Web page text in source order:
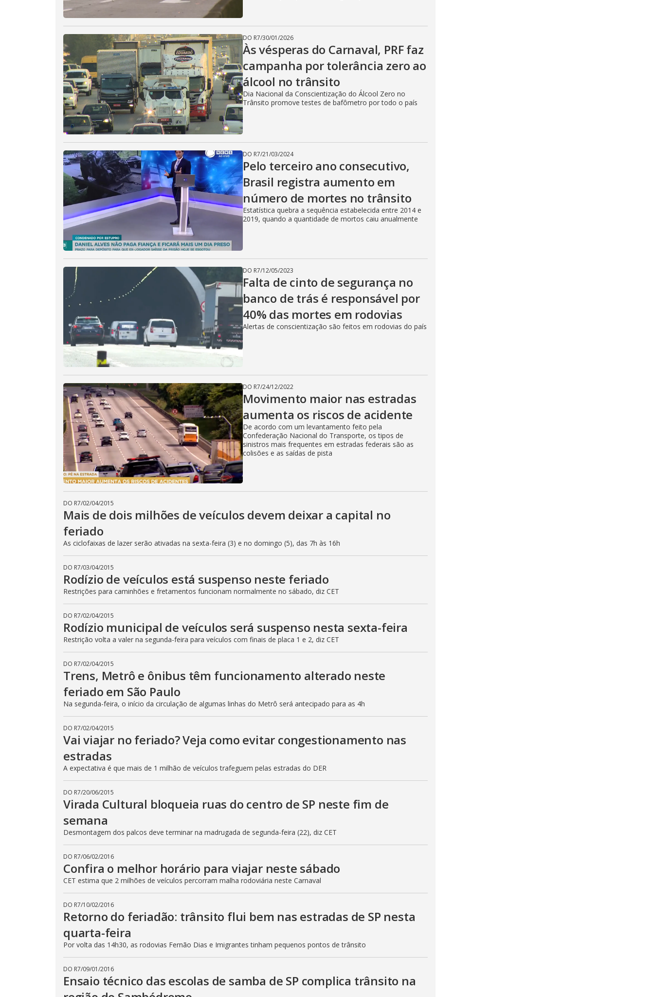
DO R7/30/01/2026
Às vésperas do Carnaval, PRF faz
campanha por tolerância zero ao
álcool no trânsito
Dia Nacional da Conscientização do Álcool Zero no
Trânsito promove testes de bafômetro por todo o país
DO R7/21/03/2024
Pelo terceiro ano consecutivo,
Brasil registra aumento em
número de mortes no trânsito
Estatística quebra a sequência estabelecida entre 2014 e
2019, quando a quantidade de mortos caiu anualmente
DO R7/12/05/2023
Falta de cinto de segurança no
banco de trás é responsável por
40% das mortes em rodovias
Alertas de conscientização são feitos em rodovias do país
DO R7/24/12/2022
Movimento maior nas estradas
aumenta os riscos de acidente
De acordo com um levantamento feito pela
Confederação Nacional do Transporte, os tipos de
sinistros mais frequentes em estradas federais são as
colisões e as saídas de pista
DO R7/02/04/2015
Mais de dois milhões de veículos devem deixar a capital no
feriado
As ciclofaixas de lazer serão ativadas na sexta-feira (3) e no domingo (5), das 7h às 16h
DO R7/03/04/2015
Rodízio de veículos está suspenso neste feriado
Restrições para caminhões e fretamentos funcionam normalmente no sábado, diz CET
DO R7/02/04/2015
Rodízio municipal de veículos será suspenso nesta sexta-feira
Restrição volta a valer na segunda-feira para veículos com finais de placa 1 e 2, diz CET
DO R7/02/04/2015
Trens, Metrô e ônibus têm funcionamento alterado neste
feriado em São Paulo
Na segunda-feira, o início da circulação de algumas linhas do Metrô será antecipado para as 4h
DO R7/02/04/2015
Vai viajar no feriado? Veja como evitar congestionamento nas
estradas
A expectativa é que mais de 1 milhão de veículos trafeguem pelas estradas do DER
DO R7/20/06/2015
Virada Cultural bloqueia ruas do centro de SP neste fim de
semana
Desmontagem dos palcos deve terminar na madrugada de segunda-feira (22), diz CET
DO R7/06/02/2016
Confira o melhor horário para viajar neste sábado
CET estima que 2 milhões de veículos percorram malha rodoviária neste Carnaval
DO R7/10/02/2016
Retorno do feriadão: trânsito flui bem nas estradas de SP nesta
quarta-feira
Por volta das 14h30, as rodovias Fernão Dias e Imigrantes tinham pequenos pontos de trânsito
DO R7/09/01/2016
Ensaio técnico das escolas de samba de SP complica trânsito na